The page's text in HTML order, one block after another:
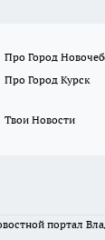
Про Город
Про Город Курск
Твои Новости
портал